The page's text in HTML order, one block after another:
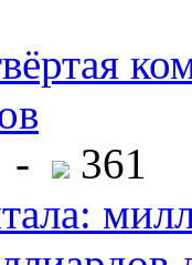
-
361